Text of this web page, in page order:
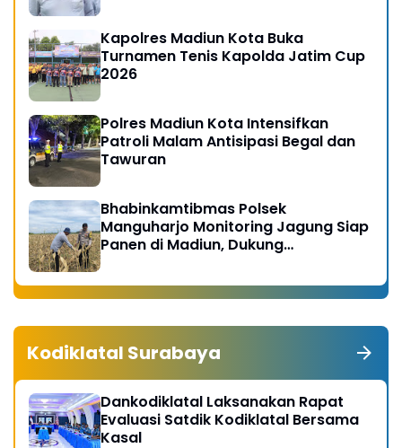
Kapolres Madiun Kota Buka
Turnamen Tenis Kapolda Jatim Cup
2026
Polres Madiun Kota Intensifkan
Patroli Malam Antisipasi Begal dan
Tawuran
Bhabinkamtibmas Polsek
Manguharjo Monitoring Jagung Siap
Panen di Madiun, Dukung
Kodiklatal Surabaya
Dankodiklatal Laksanakan Rapat
Evaluasi Satdik Kodiklatal Bersama
Kasal